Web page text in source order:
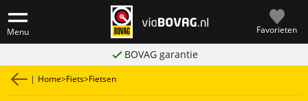
Menu Favorieten
BOVAG garantie
| Home>Fiets>Fietsen